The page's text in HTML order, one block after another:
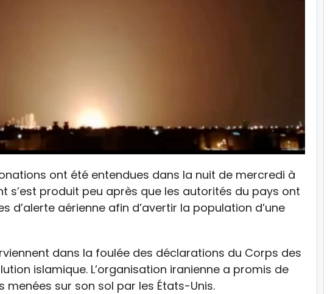
ont été entendues dans la nuit de mercredi à
s’est produit peu après que les autorités du pays ont
d’alerte aérienne afin d’avertir la population d’une
dans la foulée des déclarations du Corps des
islamique. L’organisation iranienne a promis de
menées sur son sol par les États-Unis.